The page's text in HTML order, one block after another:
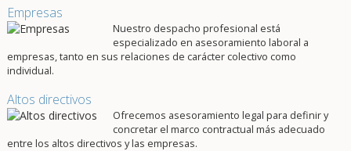
Empresas
Nuestro despacho profesional está
especializado en asesoramiento laboral a
empresas, tanto en sus relaciones de carácter colectivo como
individual.
Altos directivos
Ofrecemos asesoramiento legal para definir y
concretar el marco contractual más adecuado
entre los altos directivos y las empresas.